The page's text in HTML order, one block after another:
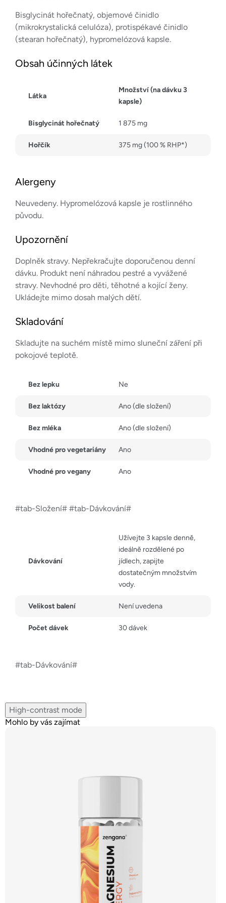
Bisglycinát hořečnatý, objemové činidlo
(mikrokrystalická celulóza), protispékavé činidlo
(stearan hořečnatý), hypromelózová kapsle.
Obsah účinných látek
Látka
Množství (na dávku 3
kapsle)
Bisglycinát hořečnatý 1 875 mg
Hořčík 375 mg (100 % RHP*)
Alergeny
Neuvedeny. Hypromelózová kapsle je rostlinného
původu.
Upozornění
Doplněk stravy. Nepřekračujte doporučenou denní
dávku. Produkt není náhradou pestré a vyvážené
stravy. Nevhodné pro děti, těhotné a kojící ženy.
Ukládejte mimo dosah malých dětí.
Skladování
Skladujte na suchém místě mimo sluneční záření při
pokojové teplotě.
Bez lepku Ne
Bez laktózy Ano (dle složení)
Bez mléka Ano (dle složení)
Vhodné pro vegetariány Ano
Vhodné pro vegany Ano
#tab-Složení# #tab-Dávkování#
Dávkování
Užívejte 3 kapsle denně,
ideálně rozdělené po
jídlech, zapijte
dostatečným množstvím
vody.
Velikost balení Není uvedena
Počet dávek 30 dávek
#tab-Dávkování#
High-contrast mode
Mohlo by vás zajímat